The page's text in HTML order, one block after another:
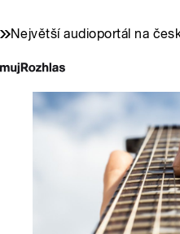
Největší audioportál na